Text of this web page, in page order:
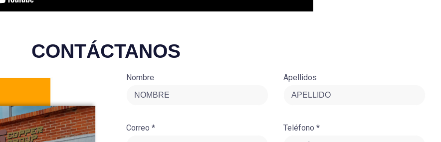
CONTÁCTANOS
Nombre Apellidos
Correo * Teléfono *